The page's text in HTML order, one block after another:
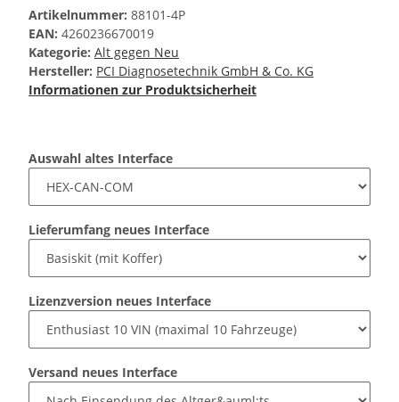
Artikelnummer: 88101-4P
EAN: 4260236670019
Kategorie: Alt gegen Neu
Hersteller: PCI Diagnosetechnik GmbH & Co. KG
Informationen zur Produktsicherheit
Auswahl altes Interface
Lieferumfang neues Interface
Lizenzversion neues Interface
Versand neues Interface